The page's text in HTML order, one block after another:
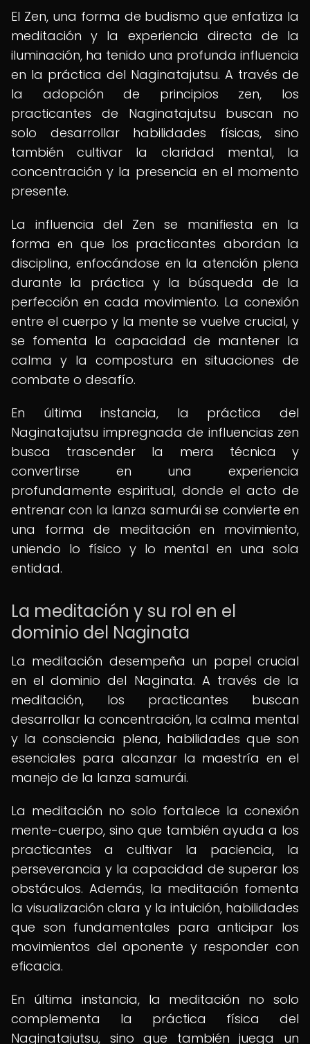
El Zen, una forma de budismo que enfatiza la
meditación y la experiencia directa de la
iluminación, ha tenido una profunda influencia
en la práctica del Naginatajutsu. A través de
la adopción de principios zen, los
practicantes de Naginatajutsu buscan no
solo desarrollar habilidades físicas, sino
también cultivar la claridad mental, la
concentración y la presencia en el momento
presente.
La influencia del Zen se manifiesta en la
forma en que los practicantes abordan la
disciplina, enfocándose en la atención plena
durante la práctica y la búsqueda de la
perfección en cada movimiento. La conexión
entre el cuerpo y la mente se vuelve crucial, y
se fomenta la capacidad de mantener la
calma y la compostura en situaciones de
combate o desafío.
En última instancia, la práctica del
Naginatajutsu impregnada de influencias zen
busca trascender la mera técnica y
convertirse en una experiencia
profundamente espiritual, donde el acto de
entrenar con la lanza samurái se convierte en
una forma de meditación en movimiento,
uniendo lo físico y lo mental en una sola
entidad.
La meditación y su rol en el
dominio del Naginata
La meditación desempeña un papel crucial
en el dominio del Naginata. A través de la
meditación, los practicantes buscan
desarrollar la concentración, la calma mental
y la consciencia plena, habilidades que son
esenciales para alcanzar la maestría en el
manejo de la lanza samurái.
La meditación no solo fortalece la conexión
mente-cuerpo, sino que también ayuda a los
practicantes a cultivar la paciencia, la
perseverancia y la capacidad de superar los
obstáculos. Además, la meditación fomenta
la visualización clara y la intuición, habilidades
que son fundamentales para anticipar los
movimientos del oponente y responder con
eficacia.
En última instancia, la meditación no solo
complementa la práctica física del
Naginatajutsu, sino que también juega un